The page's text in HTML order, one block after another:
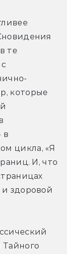
те
которые
в
цикла, «Я
И, что
здоровой